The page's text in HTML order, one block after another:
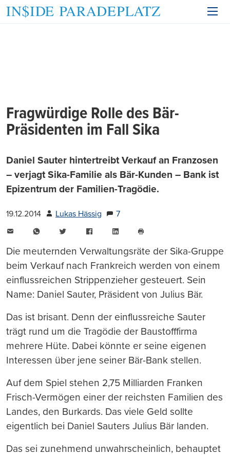
Fragwürdige Rolle des Bär-
Präsidenten im Fall Sika
Daniel Sauter hintertreibt Verkauf an Franzosen
– verjagt Sika-Familie als Bär-Kunden – Bank ist
Epizentrum der Familien-Tragödie.
19.12.2014 Lukas Hässig
7
WhatsAppTwitter FacebookLinkedIn
drucken
Die meuternden Verwaltungsräte der Sika-Gruppe
beim Verkauf nach Frankreich werden von einem
einflussreichen Strippenzieher gesteuert. Sein
Name: Daniel Sauter, Präsident von Julius Bär.
Das ist brisant. Denn der einflussreiche Sauter
trägt rund um die Tragödie der Baustofffirma
mehrere Hüte. Dabei könnte er seine eigenen
Interessen über jene seiner Bär-Bank stellen.
Auf dem Spiel stehen 2,75 Milliarden Franken
Frisch-Vermögen einer der reichsten Familien des
Landes, den Burkards. Das viele Geld sollte
eigentlich bei Daniel Sauters Julius Bär landen.
Das sei zunehmend unwahrscheinlich, behauptet